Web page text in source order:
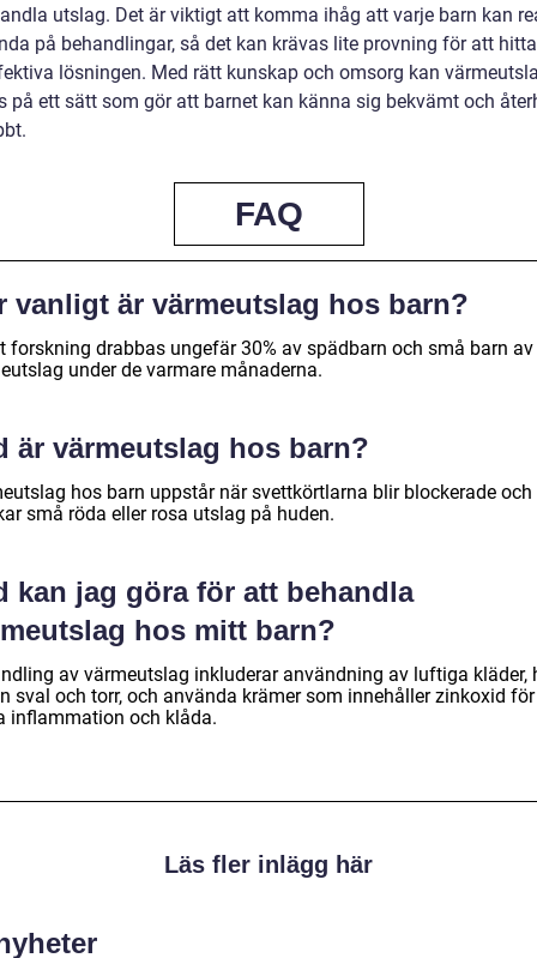
utslag. Det är viktigt att komma ihåg att varje barn kan
på behandlingar, så det kan krävas lite provning för att
lösningen. Med rätt kunskap och omsorg kan
på ett sätt som gör att barnet kan känna sig bekvämt och
FAQ
vanligt är värmeutslag hos barn?
forskning drabbas ungefär 30% av spädbarn och små barn av
under de varmare månaderna.
är värmeutslag hos barn?
hos barn uppstår när svettkörtlarna blir blockerade och
små röda eller rosa utslag på huden.
kan jag göra för att behandla
hos mitt barn?
av värmeutslag inkluderar användning av luftiga kläder,
sval och torr, och använda krämer som innehåller zinkoxid
inflammation och klåda.
Läs fler inlägg här